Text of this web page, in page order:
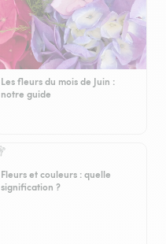
Les fleurs du mois de Juin :
notre guide
Fleurs et couleurs : quelle
signification ?